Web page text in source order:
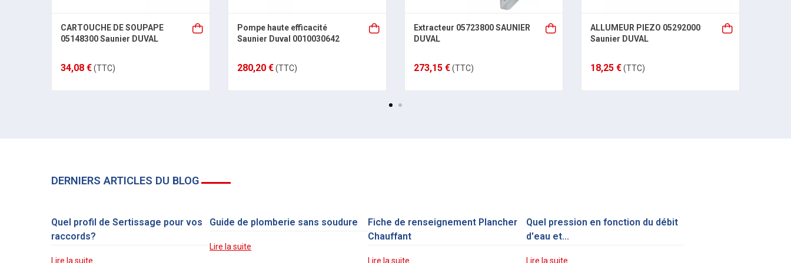
CARTOUCHE DE SOUPAPE
05148300 Saunier DUVAL
34,08 €(TTC)
Pompe haute efficacité
Saunier Duval 0010030642
280,20 €(TTC)
Extracteur 05723800 SAUNIER
DUVAL
273,15 €(TTC)
ALLUMEUR PIEZO 05292000
Saunier DUVAL
18,25 €(TTC)
DERNIERS ARTICLES DU BLOG
Quel profil de Sertissage pour vos
raccords?
Lire la suite
Guide de plomberie sans soudure
Lire la suite
Fiche de renseignement Plancher
Chauffant
Lire la suite
Quel pression en fonction du débit
d'eau et...
Lire la suite